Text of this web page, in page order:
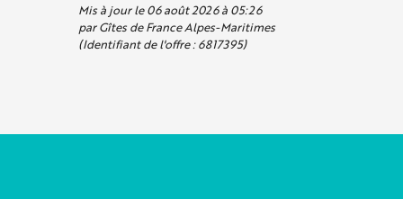
Mis à jour le 06 août 2026 à 05:26
par Gîtes de France Alpes-Maritimes
(Identifiant de l'offre :6817395)